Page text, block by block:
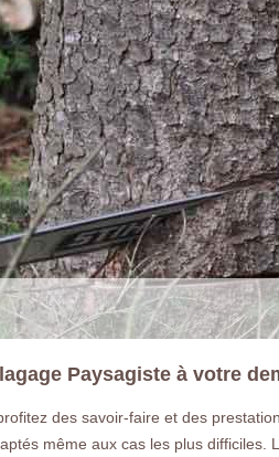
Paysagiste à votre
des savoir-faire et des
même aux cas les plus